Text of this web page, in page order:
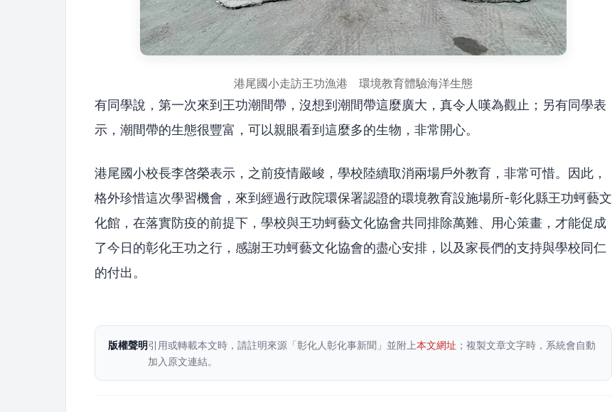
港尾國小走訪王功漁港 環境教育體驗海洋生態
有同學說，第一次來到王功潮間帶，沒想到潮間帶這麼廣大，真令人嘆為觀止；另有同學表
示，潮間帶的生態很豐富，可以親眼看到這麼多的生物，非常開心。
港尾國小校長李啓榮表示，之前疫情嚴峻，學校陸續取消兩場戶外教育，非常可惜。因此，
格外珍惜這次學習機會，來到經過行政院環保署認證的環境教育設施場所-彰化縣王功蚵藝文
化館，在落實防疫的前提下，學校與王功蚵藝文化協會共同排除萬難、用心策畫，才能促成
了今日的彰化王功之行，感謝王功蚵藝文化協會的盡心安排，以及家長們的支持與學校同仁
的付出。
版權聲明引用或轉載本文時，請註明來源「彰化人彰化事新聞」並附上本文網址 ；複製文章文字時，系統會自動
加入原文連結。